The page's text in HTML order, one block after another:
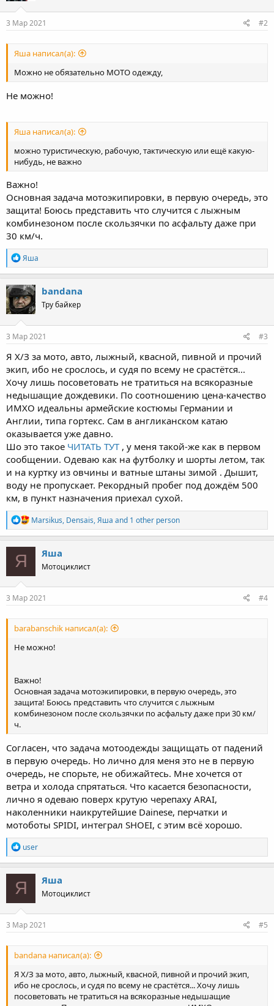
3 Мар 2021 #2
Яша написал(а):
Можно не обязательно МОТО одежду,
Не можно!
Яша написал(а):
можно туристическую, рабочую, тактическую или ещё какую-
нибудь, не важно
Важно!
Основная задача мотоэкипировки, в первую очередь, это
защита! Боюсь представить что случится с лыжным
комбинезоном после скользячки по асфальту даже при
30 км/ч.
R
e
a
c
t
i
o
n
s
Яша
bandana
Тру байкер
3 Мар 2021 #3
Я Х/З за мото, авто, лыжный, квасной, пивной и прочий
экип, ибо не срослось, и судя по всему не срастётся...
Хочу лишь посоветовать не тратиться на всякоразные
недышащие дождевики. По соотношению цена-качество
ИМХО идеальны армейские костюмы Германии и
Англии, типа гортекс. Сам в англиканском катаю
оказывается уже давно.
Шо это такое ЧИТАТЬ ТУТ, у меня такой-же как в первом
сообщении. Одеваю как на футболку и шорты летом, так
и на куртку из овчины и ватные штаны зимой . Дышит,
воду не пропускает. Рекордный пробег под дождём 500
км, в пункт назначения приехал сухой.
R
e
a
c
o
n
s
Marsikus, Densais,Яша and 1 other person
Я Яша
Мотоциклист
3 Мар 2021 #4
barabanschik написал(а):
Не можно!
Важно!
Основная задача мотоэкипировки, в первую очередь, это
защита! Боюсь представить что случится с лыжным
комбинезоном после скользячки по асфальту даже при 30 км/
ч.
Согласен, что задача мотоодежды защищать от падений
в первую очередь. Но лично для меня это не в первую
очередь, не спорьте, не обижайтесь. Мне хочется от
ветра и холода спрятаться. Что касается безопасности,
лично я одеваю поверх крутую черепаху ARAI,
наколенники наикрутейшие Dainese, перчатки и
мотоботы SPIDI, интеграл SHOEI, с этим всё хорошо.
R
e
a
c
t
o
n
s
user
Я Яша
Мотоциклист
3 Мар 2021 #5
bandana написал(а):
Я Х/З за мото, авто, лыжный, квасной, пивной и прочий экип,
ибо не срослось, и судя по всему не срастётся... Хочу лишь
посоветовать не тратиться на всякоразные недышащие